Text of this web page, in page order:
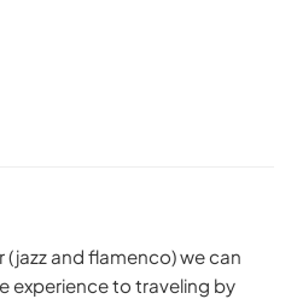
and flamenco) we can
experience to traveling by